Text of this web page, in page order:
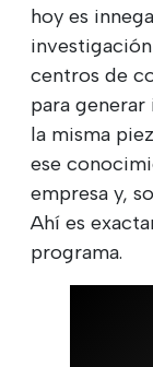
hoy es
centros de
para
la misma
ese
empresa y,
Ahí es
programa.